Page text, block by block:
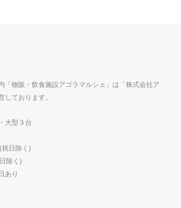
「物販・飲食施設アゴラマルシェ」は「株式会社ア
しております。
大型３台
祝日除く)
除く)
あり